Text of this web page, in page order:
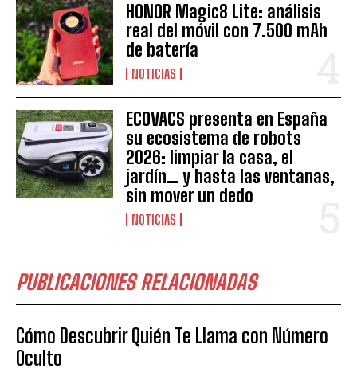
HONOR Magic8 Lite: análisis
real del móvil con 7.500 mAh
de batería
NOTICIAS
ECOVACS presenta en España
su ecosistema de robots
2026: limpiar la casa, el
jardín… y hasta las ventanas,
sin mover un dedo
NOTICIAS
PUBLICACIONES RELACIONADAS
Cómo Descubrir Quién Te Llama con Número
Oculto